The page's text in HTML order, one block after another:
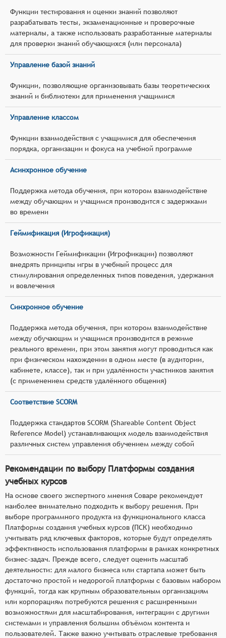
Функции тестирования и оценки знаний позволяют
разрабатывать тесты, экзаменационные и проверочные
материалы, а также использовать разработанные материалы
для проверки знаний обучающихся (или персонала)
Управление базой знаний
Функции, позволяющие организовывать базы теоретических
знаний и библиотеки для применения учащимися
Управление классом
Функции взаимодействия с учащимися для обеспечения
порядка, организации и фокуса на учебной программе
Асинхронное обучение
Поддержка метода обучения, при котором взаимодействие
между обучающим и учащимся производится с задержками
во времени
Геймификация (Игрофикация)
Возможности Геймификации (Игрофикации) позволяют
внедрять принципы игры в учебный процесс для
стимулирования определенных типов поведения, удержания
и вовлечения
Синхронное обучение
Поддержка метода обучения, при котором взаимодействие
между обучающим и учащимся производится в режиме
реального времени, при этом занятия могут проводиться как
при физическом нахождении в одном месте (в аудитории,
кабинете, классе), так и при удалённости участников занятия
(с применением средств удалённого общения)
Соответствие SCORM
Поддержка стандартов SCORM (Shareable Content Object
Reference Model) устанавливающих модель взаимодействия
различных систем управления обучением между собой
Рекомендации по выбору Платформы создания
учебных курсов
На основе своего экспертного мнения Соваре рекомендует
наиболее внимательно подходить к выбору решения. При
выборе программного продукта из функционального класса
Платформы создания учебных курсов (ПСК) необходимо
учитывать ряд ключевых факторов, которые будут определять
эффективность использования платформы в рамках конкретных
бизнес-задач. Прежде всего, следует оценить масштаб
деятельности: для малого бизнеса или стартапа может быть
достаточно простой и недорогой платформы с базовым набором
функций, тогда как крупным образовательным организациям
или корпорациям потребуются решения с расширенными
возможностями для масштабирования, интеграции с другими
системами и управления большим объёмом контента и
пользователей. Также важно учитывать отраслевые требования